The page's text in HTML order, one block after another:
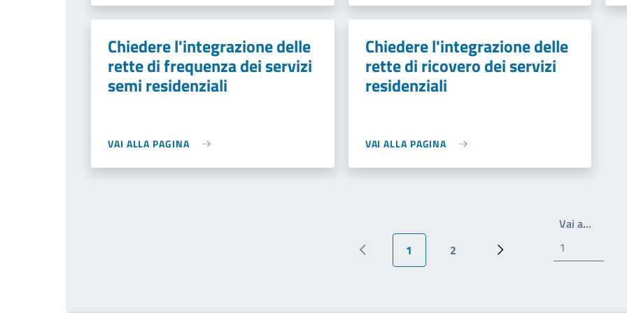
Chiedere l'integrazione delle
rette di frequenza dei servizi
semi residenziali
VAI ALLA PAGINA
Chiedere l'integrazione delle
rette di ricovero dei servizi
residenziali
VAI ALLA PAGINA
Pagina precedente
Pagina attuale
1
Pagina
2
Pagina successiva
Vai a…Scrivi il